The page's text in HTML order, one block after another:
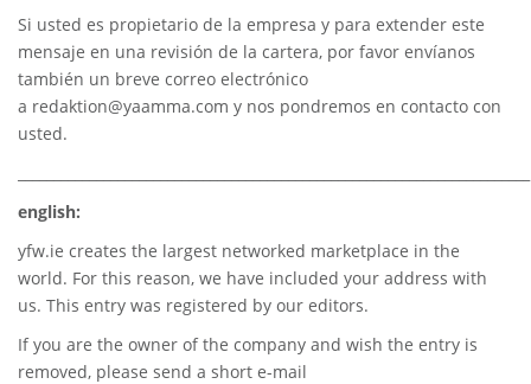
Si usted es propietario de la empresa y para extender este
mensaje en una revisión de la cartera, por favor envíanos
también un breve correo electrónico
a redaktion@yaamma.com y nos pondremos en contacto con
usted.
english:
yfw.ie creates the largest networked marketplace in the
world. For this reason, we have included your address with
us. This entry was registered by our editors.
If you are the owner of the company and wish the entry is
removed, please send a short e-mail